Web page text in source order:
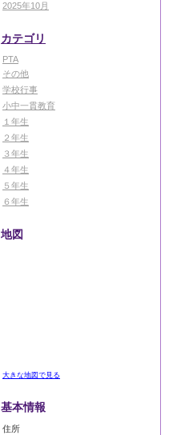
2025年10月
カテゴリ
PTA
その他
学校行事
小中一貫教育
１年生
２年生
３年生
４年生
５年生
６年生
地図
大きな地図で見る
基本情報
住所